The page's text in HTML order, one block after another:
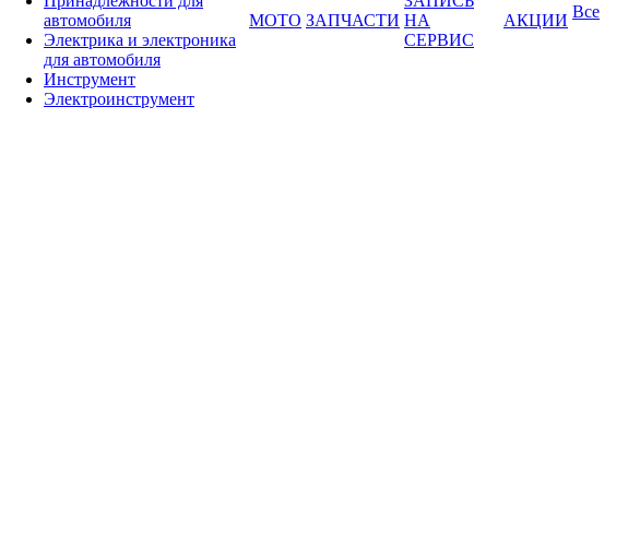
автомобиля
Электрика и электроника
для автомобиля
Инструмент
Электроинструмент
МОТО ЗАПЧАСТИ НА
СЕРВИС
АКЦИИ Все